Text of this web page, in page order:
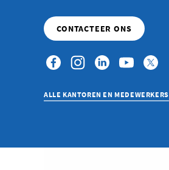
ALLE KANTOREN EN MEDEWERKERS